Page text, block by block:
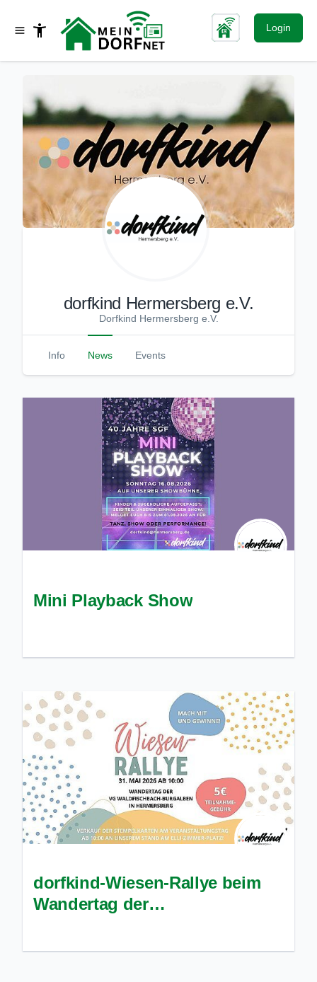
Login
dorfkind Hermersberg e.V.
Dorfkind Hermersberg e.V.
Info News Events
Mini Playback Show
dorfkind-Wiesen-Rallye beim
Wandertag der